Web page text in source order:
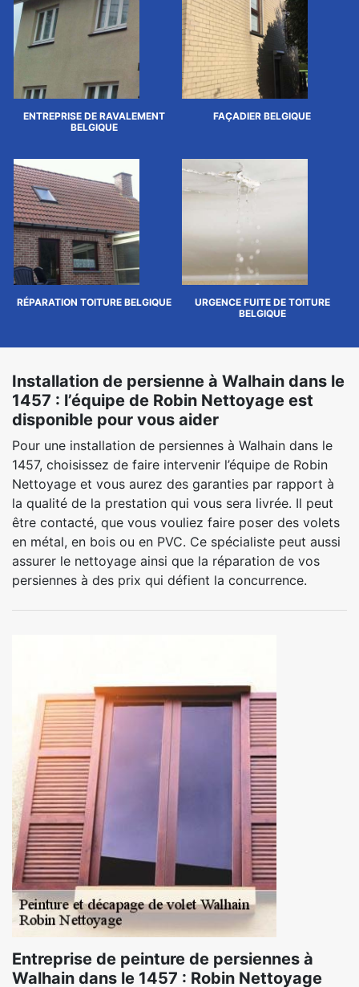
ENTREPRISE DE RAVALEMENT
BELGIQUE
FAÇADIER BELGIQUE
RÉPARATION TOITURE BELGIQUE
URGENCE FUITE DE TOITURE
BELGIQUE
Installation de persienne à Walhain dans le
1457 : l’équipe de Robin Nettoyage est
disponible pour vous aider
Pour une installation de persiennes à Walhain dans le
1457, choisissez de faire intervenir l’équipe de Robin
Nettoyage et vous aurez des garanties par rapport à
la qualité de la prestation qui vous sera livrée. Il peut
être contacté, que vous vouliez faire poser des volets
en métal, en bois ou en PVC. Ce spécialiste peut aussi
assurer le nettoyage ainsi que la réparation de vos
persiennes à des prix qui défient la concurrence.
Entreprise de peinture de persiennes à
Walhain dans le 1457 : Robin Nettoyage